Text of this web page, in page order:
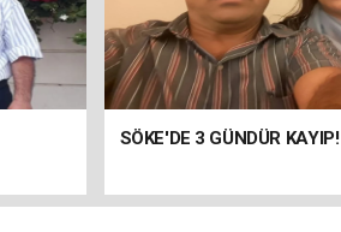
SÖKE'DE 3 GÜNDÜR KAYIP!